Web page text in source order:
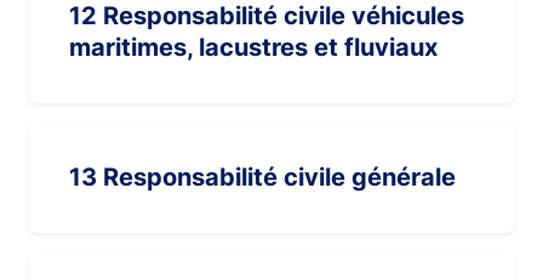
12 Responsabilité civile véhicules
maritimes, lacustres et fluviaux
13 Responsabilité civile générale